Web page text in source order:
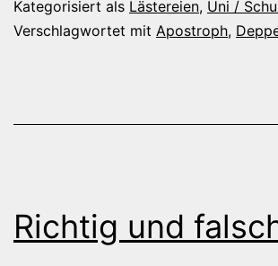
Kategorisiert als Lästereien, Uni /
Verschlagwortet mit Apostroph,
Richtig und